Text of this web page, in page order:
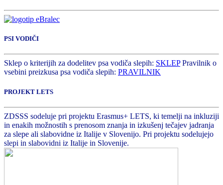
PSI VODIČI
Sklep o kriterijih za dodelitev psa vodiča slepih: SKLEPPravilnik o
vsebini preizkusa psa vodiča slepih: PRAVILNIK
PROJEKT LETS
ZDSSS sodeluje pri projektu Erasmus+ LETS, ki temelji na inkluziji
in enakih možnostih s prenosom znanja in izkušenj tečajev jadranja
za slepe ali slabovidne iz Italije v Slovenijo. Pri projektu sodelujejo
slepi in slabovidni iz Italije in Slovenije.